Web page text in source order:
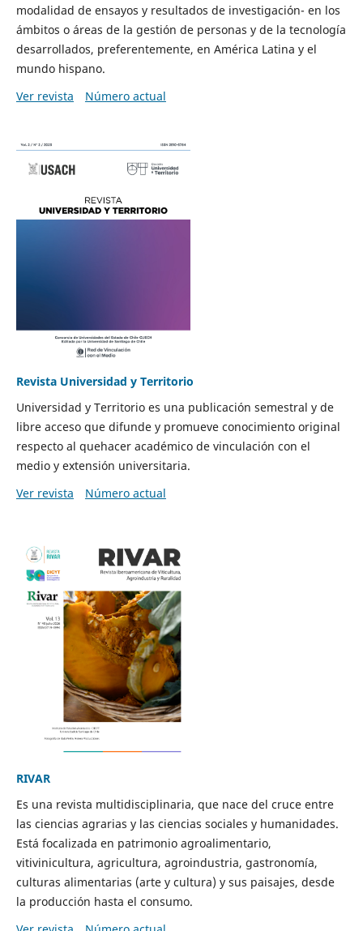
modalidad de ensayos y resultados de investigación- en los
ámbitos o áreas de la gestión de personas y de la tecnología
desarrollados, preferentemente, en América Latina y el
mundo hispano.
Ver revista
Número actual
Revista Universidad y Territorio
Universidad y Territorio es una publicación semestral y de
libre acceso que difunde y promueve conocimiento original
respecto al quehacer académico de vinculación con el
medio y extensión universitaria.
Ver revista
Número actual
RIVAR
Es una revista multidisciplinaria, que nace del cruce entre
las ciencias agrarias y las ciencias sociales y humanidades.
Está focalizada en patrimonio agroalimentario,
vitivinicultura, agricultura, agroindustria, gastronomía,
culturas alimentarias (arte y cultura) y sus paisajes, desde
la producción hasta el consumo.